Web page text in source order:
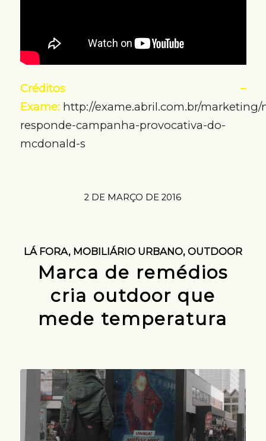
Créditos –
Exame: http://exame.abril.com.br/marketing/
responde-campanha-provocativa-do-
mcdonald-s
2 DE MARÇO DE 2016
LÁ FORA, MOBILIÁRIO URBANO, OUTDOOR
Marca de remédios
cria outdoor que
mede temperatura